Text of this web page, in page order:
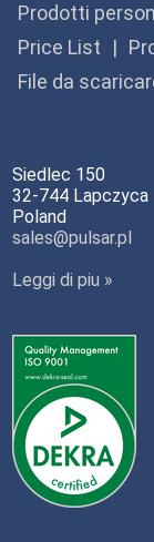
Prodotti
Price List
File da
Siedlec 150
32-744 Lapczyca
Poland
sales@pulsar.pl
Leggi di piu »